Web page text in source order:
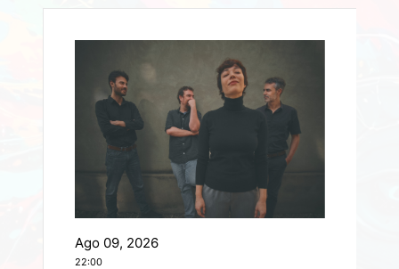
Ago 09, 2026
22:00